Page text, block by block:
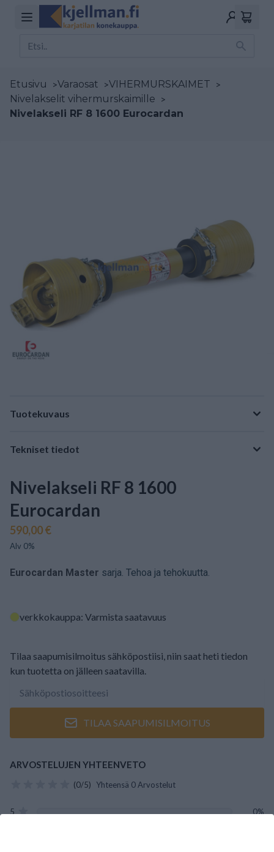
Etusivu >Varaosat >VIHERMURSKAIMET >
Nivelakselit vihermurskaimille >
Nivelakseli RF 8 1600 Eurocardan
Tuotekuvaus
Tekniset tiedot
Nivelakseli RF 8 1600
Eurocardan
590,00 €
Alv 0%
Eurocardan Master sarja. Tehoa ja tehokuutta.
verkkokauppa: Varmista saatavuus
Tilaa saapumisilmoitus sähköpostiisi, niin saat heti tiedon
kun tuotetta on jälleen saatavilla.
TILAA SAAPUMISILMOITUS
ARVOSTELUJEN YHTEENVETO
(0/5) Yhteensä 0 Arvostelut
5
0%